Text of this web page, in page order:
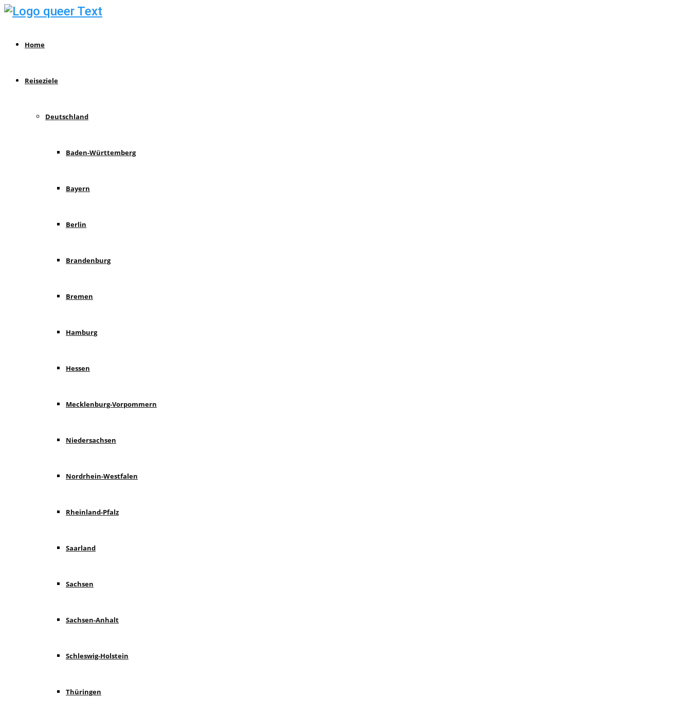
Home
Reiseziele
Deutschland
Baden-Württemberg
Bayern
Berlin
Brandenburg
Bremen
Hamburg
Hessen
Mecklenburg-Vorpommern
Niedersachsen
Nordrhein-Westfalen
Rheinland-Pfalz
Saarland
Sachsen
Sachsen-Anhalt
Schleswig-Holstein
Thüringen